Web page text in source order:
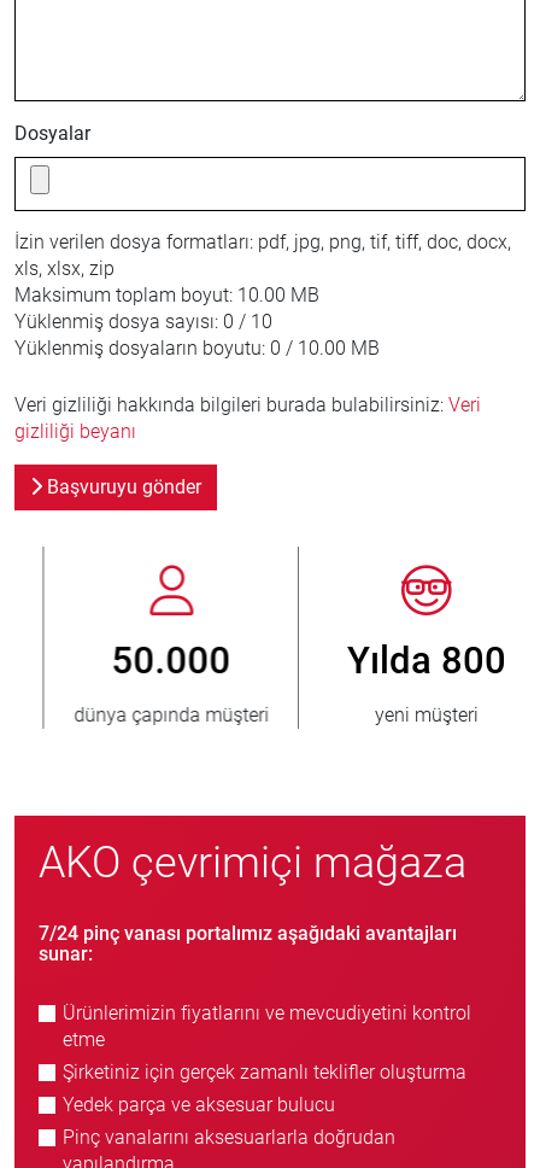
Dosyalar
İzin verilen dosya formatları: pdf, jpg, png, tif, tiff, doc, docx,
xls, xlsx, zip
Maksimum toplam boyut: 10.00 MB
Yüklenmiş dosya sayısı: 0 / 10
Yüklenmiş dosyaların boyutu: 0 / 10.00 MB
Veri gizliliği hakkında bilgileri burada bulabilirsiniz: Veri
gizliliği beyanı
Başvuruyu gönder
Yılda 800
yeni müşteri
> 3.500.000
satılmış ünite
AKO çevrimiçi mağaza
7/24 pinç vanası portalımız aşağıdaki avantajları
sunar:
Ürünlerimizin fiyatlarını ve mevcudiyetini kontrol
etme
Şirketiniz için gerçek zamanlı teklifler oluşturma
Yedek parça ve aksesuar bulucu
Pinç vanalarını aksesuarlarla doğrudan